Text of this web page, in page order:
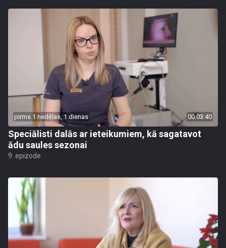
pirms 1 nedēļas, 1 dienas 00:03:40
Speciālisti dalās ar ieteikumiem, kā sagatavot
ādu saules sezonai
9. epizode